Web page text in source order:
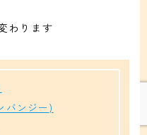
わります
バンジー)